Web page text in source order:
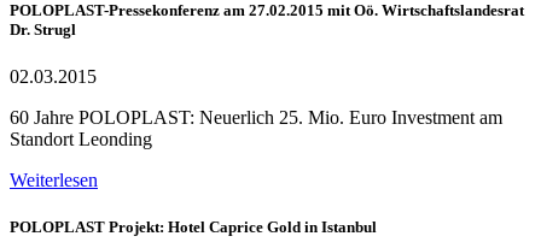
POLOPLAST-Pressekonferenz am 27.02.2015 mit Oö. Wirtschaftslandesrat
Dr. Strugl
02.03.2015
60 Jahre POLOPLAST: Neuerlich 25. Mio. Euro Investment am
Standort Leonding
Weiterlesen
POLOPLAST Projekt: Hotel Caprice Gold in Istanbul